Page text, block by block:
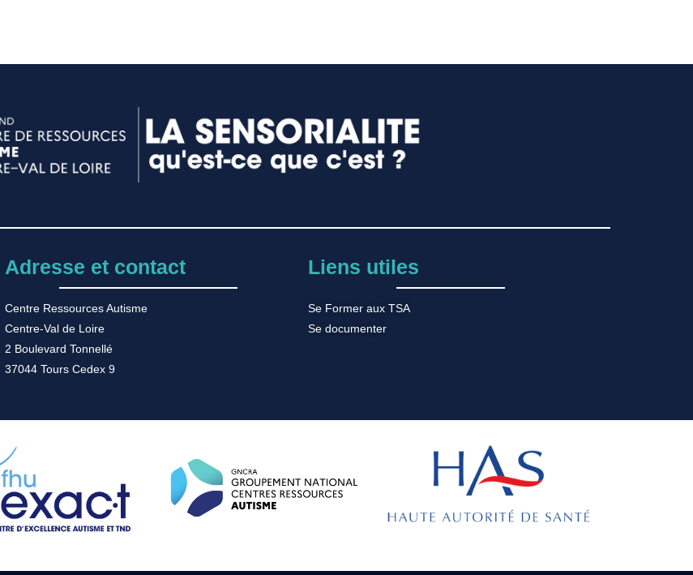
Adresse et contact
Centre Ressources Autisme
Centre-Val de Loire
2 Boulevard Tonnellé
37044 Tours Cedex 9
Liens utiles
Se Former aux TSA
Se documenter